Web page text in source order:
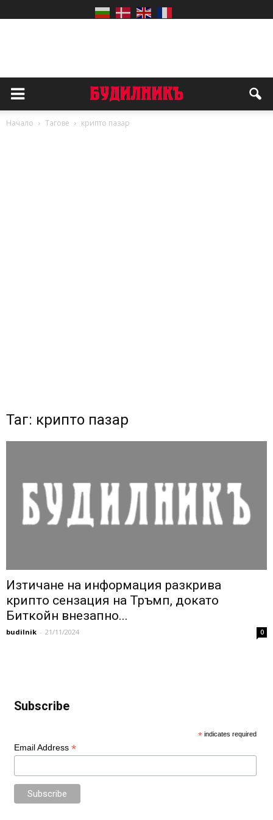
Начало Тагове крипто пазар
Таг: крипто пазар
Изтичане на информация разкрива
крипто сензация на Тръмп, докато
Биткойн внезапно...
budilnik - 21/11/2024 0
Subscribe
* indicates required
Email Address *